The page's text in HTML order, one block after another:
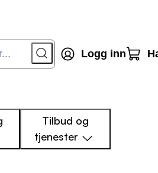
Logg inn
Tilbud og
tjenester